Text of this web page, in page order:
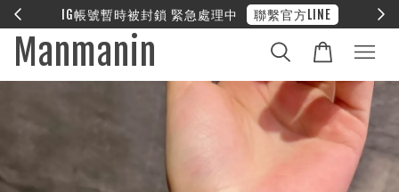
❤︎ 全館滿兩萬享免運
Manmanin